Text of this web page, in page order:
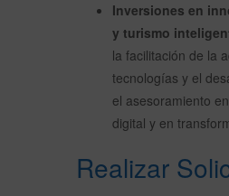
Inversiones en
y turismo
la facilitación de la
tecnologías y el
el asesoramiento
digital y en
Realizar